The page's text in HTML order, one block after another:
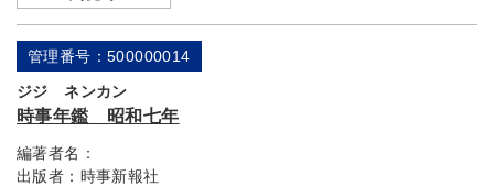
管理番号：500000014
ジジ ネンカン
時事年鑑 昭和七年
編著者名：
出版者： 時事新報社